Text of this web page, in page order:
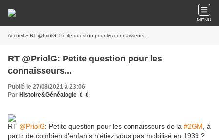
MENU
Accueil » RT @PriolG: Petite question pour les connaisseurs...
RT @PriolG: Petite question pour les
connaisseurs...
Publié le 27/08/2021 à 23:06
Par Histoire&Généalogie 💉💉
RT @PriolG: Petite question pour les connaisseurs de la #2GM , à
partir de combien d'enfants n'étiez vous pas mobilisé en 1939 ?